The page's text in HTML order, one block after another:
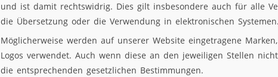
und ist damit rechtswidrig. Dies gilt insbesondere auch für alle
die Übersetzung oder die Verwendung in elektronischen Systemen.
Möglicherweise werden auf unserer Website eingetragene
Logos verwendet. Auch wenn diese an den jeweiligen Stellen
die entsprechenden gesetzlichen Bestimmungen.